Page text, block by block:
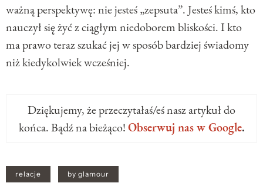
ważną perspektywę: nie jesteś „zepsuta”. Jesteś kimś, kto
nauczył się żyć z ciągłym niedoborem bliskości. I kto
ma prawo teraz szukać jej w sposób bardziej świadomy
niż kiedykolwiek wcześniej.
Dziękujemy, że przeczytałaś/eś nasz artykuł do
końca. Bądź na bieżąco!Obserwuj nas w Google.
relacje by glamour